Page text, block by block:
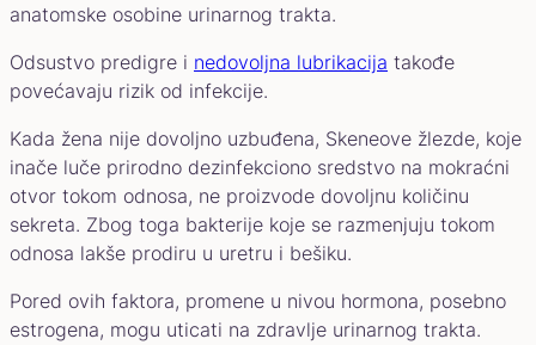
anatomske osobine urinarnog trakta.
Odsustvo predigre i nedovoljna lubrikacija takođe
povećavaju rizik od infekcije.
Kada žena nije dovoljno uzbuđena, Skeneove žlezde, koje
inače luče prirodno dezinfekciono sredstvo na mokraćni
otvor tokom odnosa, ne proizvode dovoljnu količinu
sekreta. Zbog toga bakterije koje se razmenjuju tokom
odnosa lakše prodiru u uretru i bešiku.
Pored ovih faktora, promene u nivou hormona, posebno
estrogena, mogu uticati na zdravlje urinarnog trakta.